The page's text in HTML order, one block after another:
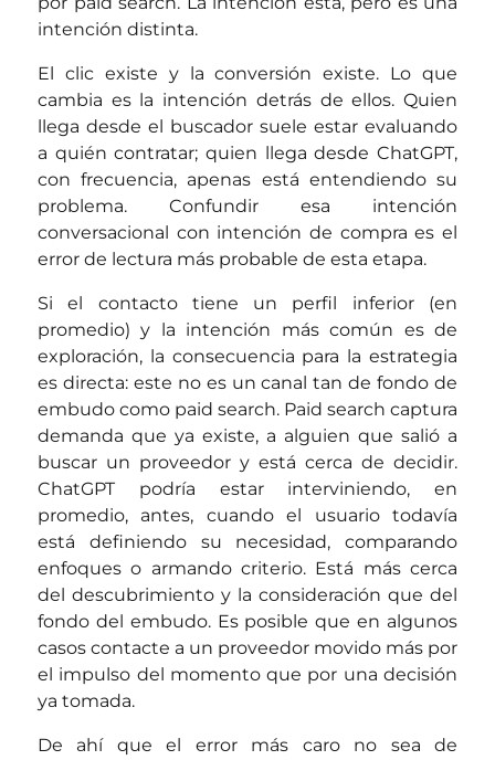
intención distinta.
El clic existe y la conversión existe. Lo que
cambia es la intención detrás de ellos. Quien
llega desde el buscador suele estar evaluando
a quién contratar; quien llega desde ChatGPT,
con frecuencia, apenas está entendiendo su
problema. Confundir esa intención
conversacional con intención de compra es el
error de lectura más probable de esta etapa.
Si el contacto tiene un perfil inferior (en
promedio) y la intención más común es de
exploración, la consecuencia para la estrategia
es directa: este no es un canal tan de fondo de
embudo como paid search. Paid search captura
demanda que ya existe, a alguien que salió a
buscar un proveedor y está cerca de decidir.
ChatGPT podría estar interviniendo, en
promedio, antes, cuando el usuario todavía
está definiendo su necesidad, comparando
enfoques o armando criterio. Está más cerca
del descubrimiento y la consideración que del
fondo del embudo. Es posible que en algunos
casos contacte a un proveedor movido más por
el impulso del momento que por una decisión
ya tomada.
De ahí que el error más caro no sea de